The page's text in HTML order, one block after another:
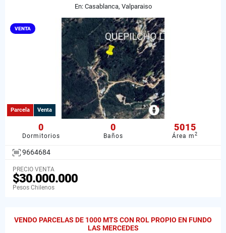
En: Casablanca, Valparaiso
VENTA
Parcela Venta
0
Dormitorios
0
Baños
5015
Área m2
9664684
PRECIO VENTA
$30.000.000
Pesos Chilenos
VENDO PARCELAS DE 1000 MTS CON ROL PROPIO EN FUNDO
LAS MERCEDES